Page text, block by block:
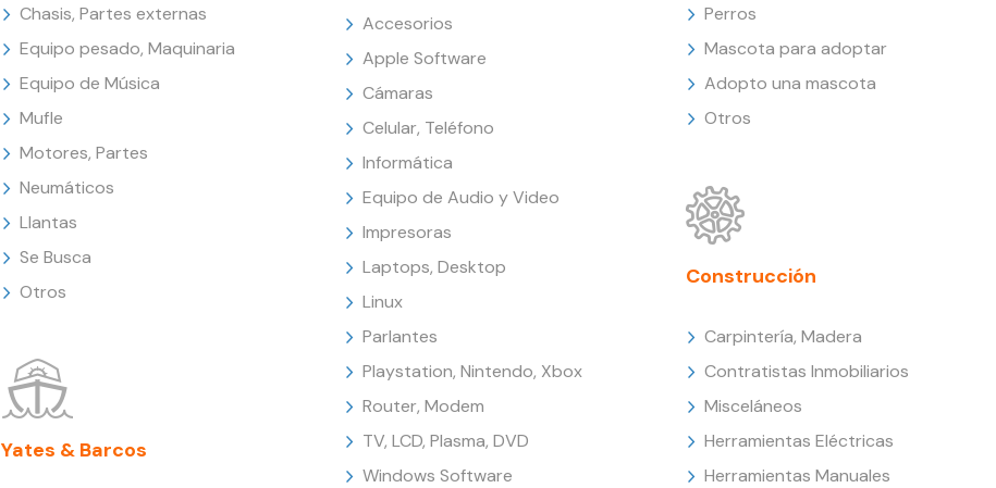
Chasis, Partes externas
Equipo pesado, Maquinaria
Equipo de Música
Mufle
Motores, Partes
Neumáticos
Llantas
Se Busca
Otros
Yates & Barcos
Accesorios
Apple Software
Cámaras
Celular, Teléfono
Informática
Equipo de Audio y Video
Impresoras
Laptops, Desktop
Linux
Parlantes
Playstation, Nintendo, Xbox
Router, Modem
TV, LCD, Plasma, DVD
Windows Software
Perros
Mascota para adoptar
Adopto una mascota
Otros
Construcción
Carpintería, Madera
Contratistas Inmobiliarios
Misceláneos
Herramientas Eléctricas
Herramientas Manuales